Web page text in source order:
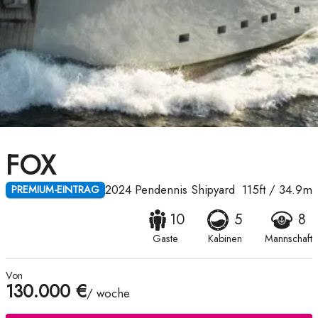
FOX
PREMIUM-EINTRAG 2024 Pendennis Shipyard 115ft/ 34.9m
10
Gaste
5
Kabinen
8
Mannschaft
Von
130.000 €/ woche